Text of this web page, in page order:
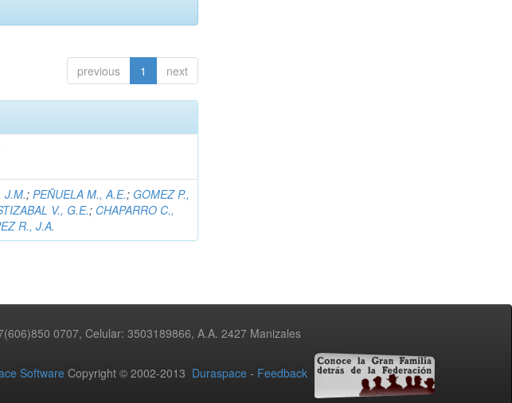
previous 1 next
J.M.;PEÑUELA M., A.E.; GOMEZ P.,
V., G.E.; CHAPARRO C.,
R., J.A.
0707, Celular: 3503189866, A.A. 2427 Manizales
Software Copyright © 2002-2013 Duraspace - Feedback